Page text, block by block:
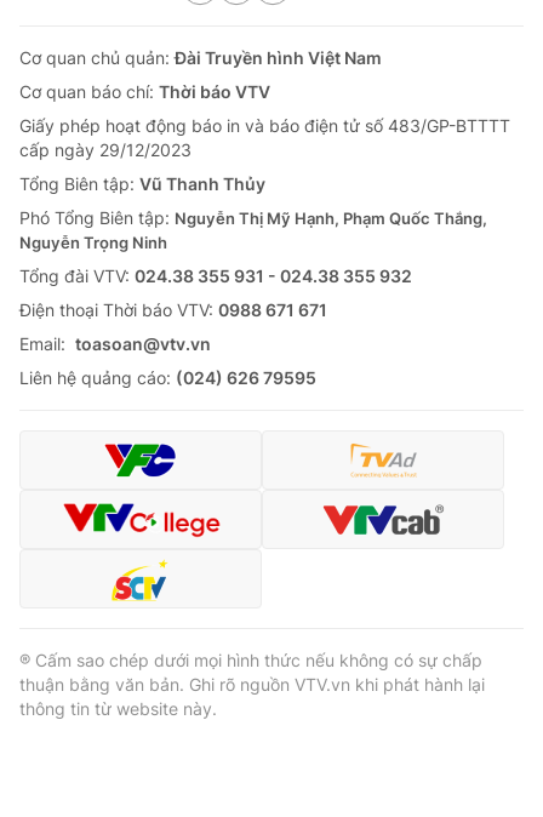
Liên hệ quảng cáo: 024-7300.7108
® Cấm sao chép dưới mọi hình thức nếu không có sự chấp
Cơ quan chủ quản:Đài Truyền hình Việt Nam
Cơ quan báo chí: Thời báo VTV
Giấy phép hoạt động báo in và báo điện tử số 483/GP-BTTTT
cấp ngày 29/12/2023
Tổng Biên tập: Vũ Thanh Thủy
Phó Tổng Biên tập: Nguyễn Thị Mỹ Hạnh, Phạm Quốc Thắng,
Nguyễn Trọng Ninh
Tổng đài VTV: 024.38 355 931 - 024.38 355 932
Ðiện thoại Thời báo VTV: 0988 671 671
Email: toasoan@vtv.vn
Liên hệ quảng cáo: (024) 626 79595
® Cấm sao chép dưới mọi hình thức nếu không có sự chấp
thuận bằng văn bản. Ghi rõ nguồn VTV.vn khi phát hành lại
thông tin từ website này.